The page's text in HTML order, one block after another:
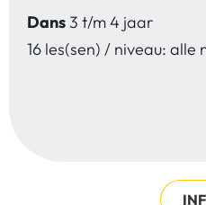
Dans3 t/m 4 jaar
16 les(sen) / niveau: alle